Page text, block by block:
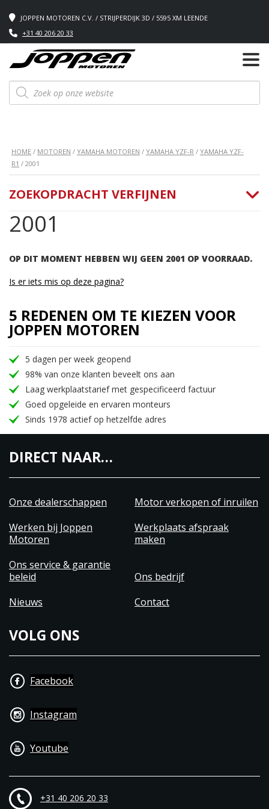
JOPPEN MOTOREN C.V. / STRIJPERDIJK 3D / 5595 XM LEENDE
+31 40 206 20 33
Producten
zoeken
HOME / MOTOREN / YAMAHA MOTOREN / YAMAHA YZF-R / YAMAHA YZF-
R1 / 2001
2001
OP DIT MOMENT HEBBEN WIJ GEEN 2001 OP VOORRAAD.
ZOEKOPDRACHT VERFIJNEN
Is er iets mis op deze pagina?
5 REDENEN OM TE KIEZEN VOOR
JOPPEN MOTOREN
5 dagen per week geopend
98% van onze klanten beveelt ons aan
Laag werkplaatstarief met gespecificeerd factuur
Goed opgeleide en ervaren monteurs
Sinds 1978 actief op hetzelfde adres
DIRECT NAAR…
Onze dealerschappen
Motor verkopen of inruilen
Werken bij Joppen
Motoren
Werkplaats afspraak
maken
Ons service & garantie
beleid
Ons bedrijf
Nieuws
Contact
VOLG ONS
Facebook
Instagram
Youtube
+31 40 206 20 33